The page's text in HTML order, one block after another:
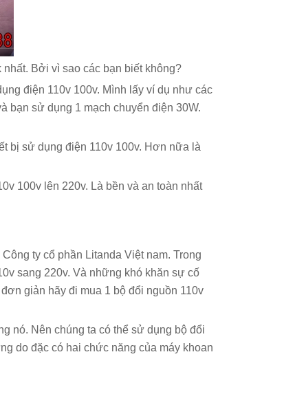
Bởi vì sao các bạn biết không?
điện 110v 100v. Mình lấy ví dụ như các
bạn sử dụng 1 mạch chuyển điện 30W.
bị sử dụng điện 110v 100v. Hơn nữa là
100v lên 220v. Là bền và an toàn nhất
ty cổ phần Litanda Việt nam. Trong
sang 220v. Và những khó khăn sự cố
giản hãy đi mua 1 bộ đổi nguồn 110v
nó. Nên chúng ta có thể sử dụng bộ đổi
do đặc có hai chức năng của máy khoan